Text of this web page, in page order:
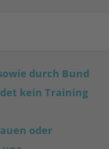
durch Bund
kein Training
oder